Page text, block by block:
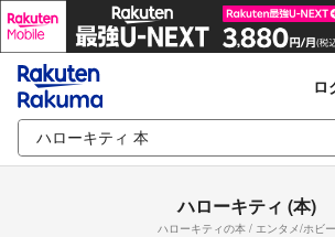
ロ
ハローキティ (本)
ハローキティの本 / エンタメ/ホビー